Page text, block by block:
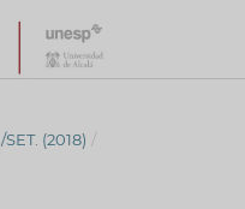
(2018) /